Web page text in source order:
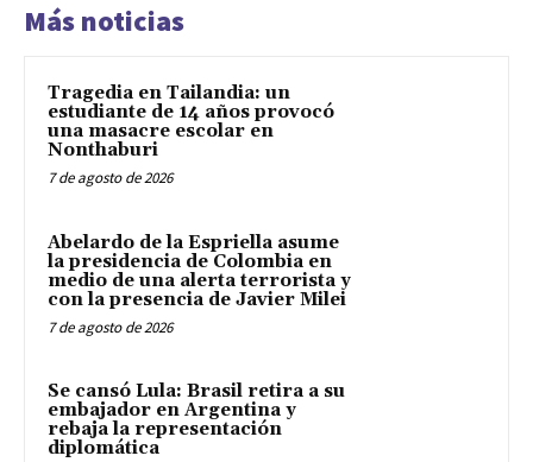
Más noticias
Tragedia en Tailandia: un
estudiante de 14 años provocó
una masacre escolar en
Nonthaburi
7 de agosto de 2026
Abelardo de la Espriella asume
la presidencia de Colombia en
medio de una alerta terrorista y
con la presencia de Javier Milei
7 de agosto de 2026
Se cansó Lula: Brasil retira a su
embajador en Argentina y
rebaja la representación
diplomática